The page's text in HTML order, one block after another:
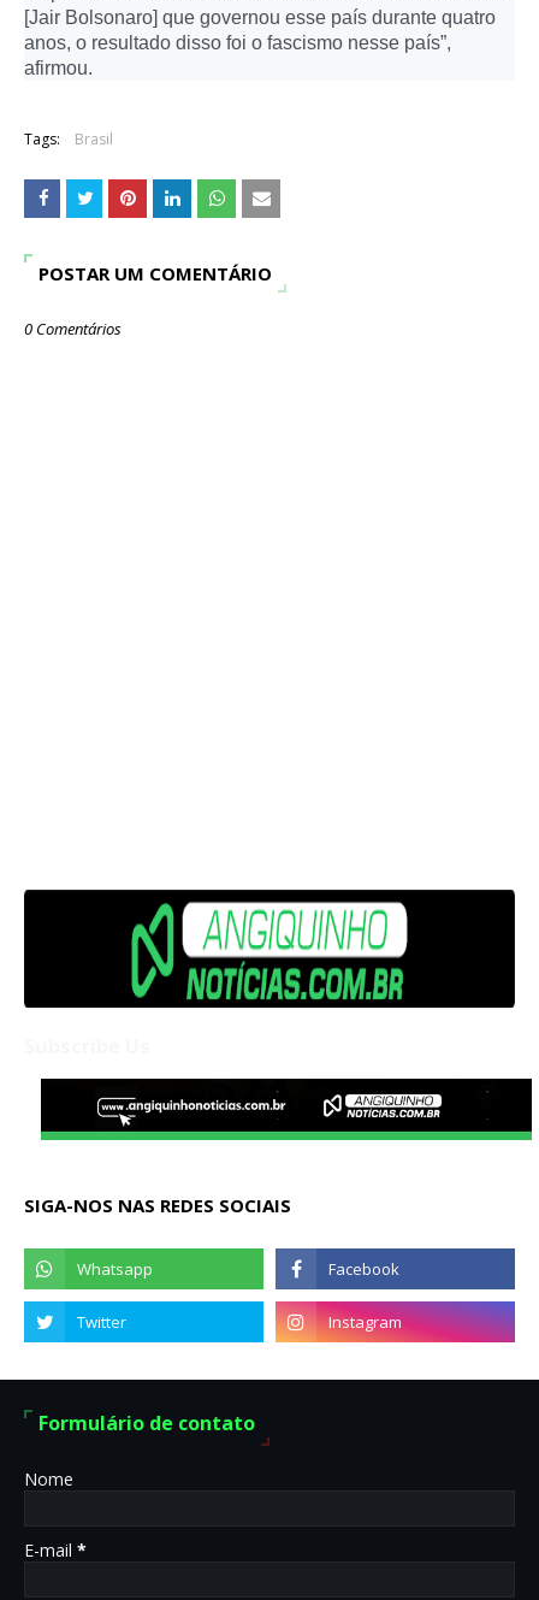
[Jair Bolsonaro] que governou esse país durante quatro
anos, o resultado disso foi o fascismo nesse país”,
afirmou.
Tags: Brasil
POSTAR UM COMENTÁRIO
0 Comentários
SIGA-NOS NAS REDES SOCIAIS
Formulário de contato
Nome
E-mail *